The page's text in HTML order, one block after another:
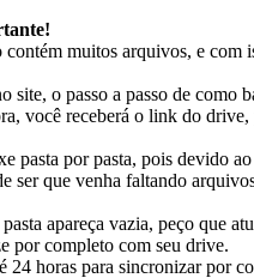
contém muitos arquivos, e com
site, o passo a passo de como
você receberá o link do drive,
pasta por pasta, pois devido
ser que venha faltando
apareça vazia, peço que
por completo com seu drive.
24 horas para sincronizar por